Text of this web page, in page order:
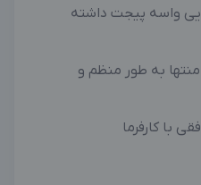
واسه پیجت داشته
به طور منظم و
با کارفرما